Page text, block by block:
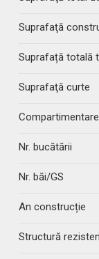
Suprafaţă
Suprafață totală
Suprafaţă curte
Compartimentare
Nr. bucătării
Nr. băi/GS
An construcție
Structură